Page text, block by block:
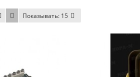
Показывать: 15